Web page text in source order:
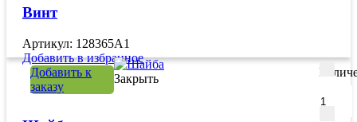
Винт
Артикул: 128365A1
Добавить в избранное
Добавить к
заказу
Закрыть